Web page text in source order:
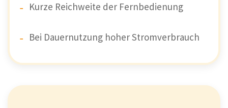
Kurze Reichweite der Fernbedienung
Bei Dauernutzung hoher Stromverbrauch